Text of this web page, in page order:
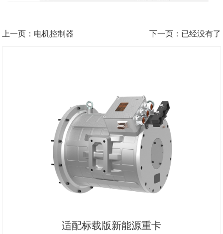
上一页：电机控制器 下一页：已经没有了
适配标载版新能源重卡